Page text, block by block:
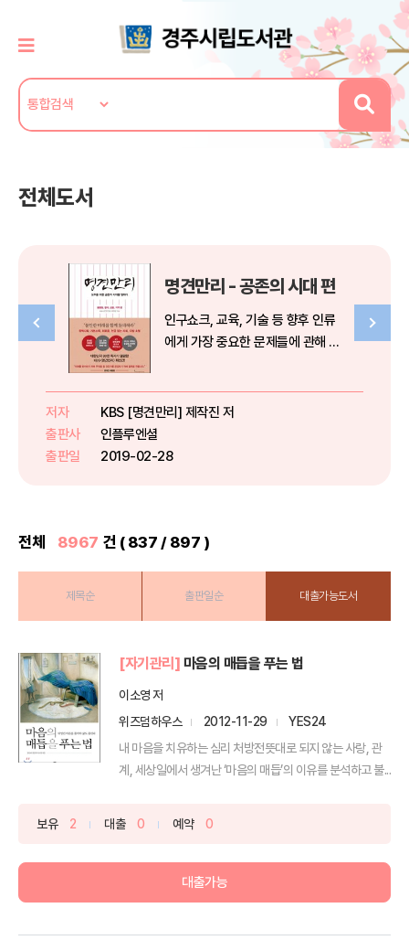
전체도서
명견만리 - 공존의 시대 편
인구쇼크, 교육, 기술 등 향후 인류
에게 가장 중요한 문제들에 관해 새
책인 이번 『명견만리: 공존의 시대
해 인류에게 새롭게 요구되...
저자
KBS [명견만리] 제작진 저
출판사
인플루엔셜
출판일
2019-02-28
전체 8967 건 ( 837 / 897 )
제목순 출판일순 대출가능도서
[자기관리] 마음의 매듭을 푸는 법
이소영 저
위즈덤하우스
2012-11-29
YES24
내 마음을 치유하는 심리 처방전뜻대로 되지 않는 사랑, 관
계, 세상일에서 생겨난 ‘마음의 매듭’의 이유를 분석하고 불...
보유 2 대출 0 예약 0
대출가능